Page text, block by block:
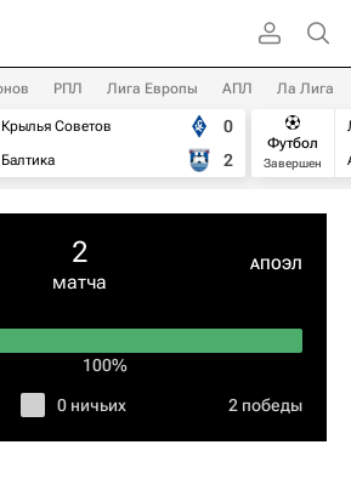
РПЛ Лига Европы АПЛ Ла Лига
Крылья Советов
Балтика
0
2
Футбол
Завершен
2
матча
АПОЭЛ
100%
0 ничьих 2 победы